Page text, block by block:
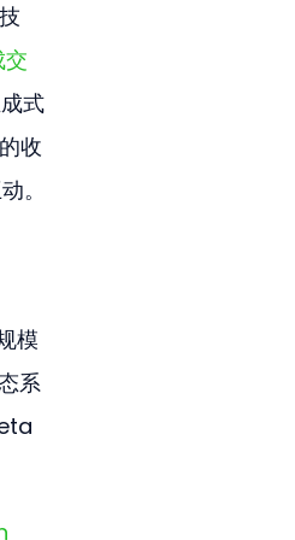
式
收
。
模
系